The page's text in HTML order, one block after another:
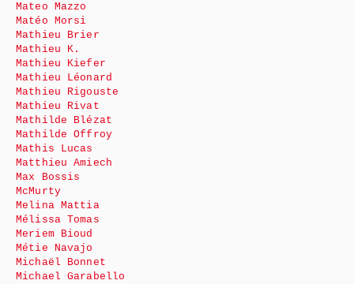
Mateo Mazzo
Matéo Morsi
Mathieu Brier
Mathieu K.
Mathieu Kiefer
Mathieu Léonard
Mathieu Rigouste
Mathieu Rivat
Mathilde Blézat
Mathilde Offroy
Mathis Lucas
Matthieu Amiech
Max Bossis
McMurty
Melina Mattia
Mélissa Tomas
Meriem Bioud
Métie Navajo
Michaël Bonnet
Michael Garabello